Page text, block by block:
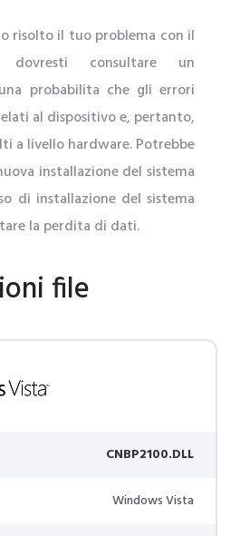
risolto il tuo problema con il
dovresti consultare un
probabilita che gli errori
al dispositivo e, pertanto,
a livello hardware. Potrebbe
installazione del sistema
di installazione del sistema
la perdita di dati.
file
CNBP2100.DLL
Windows Vista